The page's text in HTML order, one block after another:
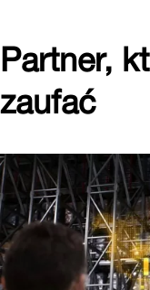
Partner,
zaufać